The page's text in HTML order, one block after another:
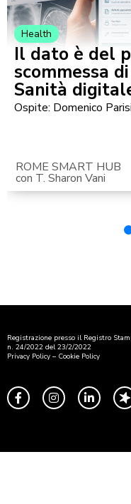
Health
Il dato è del
scommessa
Sanità
Ospite: Domenico Parisi
ROME SMART HUB
con T. Sharon Vani
Registrazione presso il Registro
n. 24/2022 del 23/2/2022
Privacy Policy – Cookie Policy